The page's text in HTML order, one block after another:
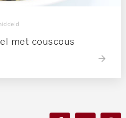
met couscous